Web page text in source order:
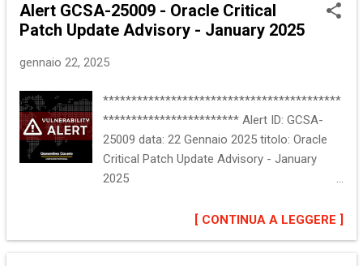
circa 309 vulnerabilita', presenti in vari
prodotti. Maggiori informazioni sono
Software interessato Database Server
GoldenGate Graph Server and Client NoSQL
Database REST Data Services Spatial Studio
TimesTen In-Memory Database Commerce
Communications Applications
Engineering E-Business Suite Enterprise
Manager Financial Services Applications
Alert GCSA-25009 - Oracle Critical
Patch Update Advisory - January 2025
gennaio 22, 2025
******************************************
************************ Alert ID: GCSA-
25009 data: 22 Gennaio 2025 titolo: Oracle
Critical Patch Update Advisory - January
2025
************************ :: Descrizione del
problema Oracle ha rilasciato la Critical
[ CONTINUA A LEGGERE ]